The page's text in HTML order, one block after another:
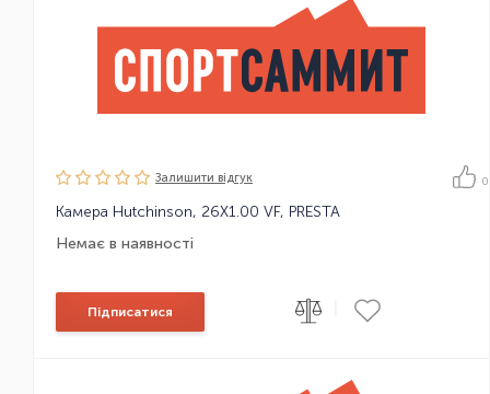
Залишити вiдгук 0
Камера Hutchinson, 26X1.00 VF, PRESTA
Немає в наявності
Підписатися